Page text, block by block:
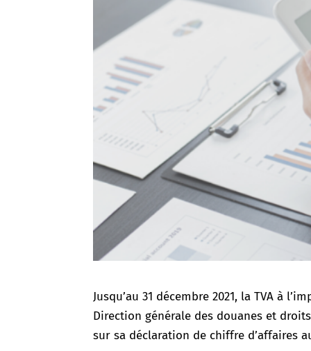
Jusqu’au 31 décembre 2021, la TVA à
Direction générale des douanes et
sur sa déclaration de chiffre d’affaires